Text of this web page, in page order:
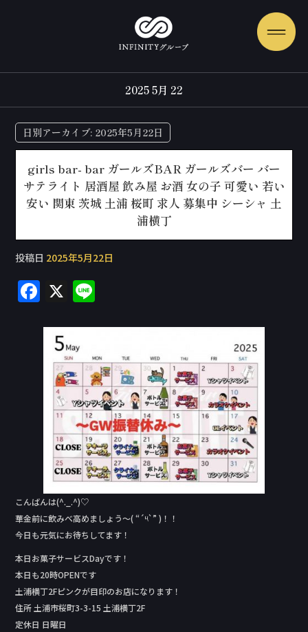
2025 5月 22
日別アーカイブ: 2025年5月22日
girls bar- bar ガールズBAR ガールズバー バー
サテライト 居酒屋 飲み屋 お酒 女の子 可愛い 若い
安い 関東 茨城 土浦 桜町 求人 募集中 シーシャ 土
浦横丁
投稿日 2025年5月22日
F
c
e
b
o
k
X
e
こんばんは(^._.^)♡
華金前に飲みべ高めましょう〜( “´༥`” )！！
今日も元気にお待ちしてます！
本日お菓子サービスDay‬です！
本日も20時OPENです
土浦横丁2Fピンクが目印のお店になります！
住所 土浦市桜町3-3-15 土浦横丁2F
定休日 日曜日